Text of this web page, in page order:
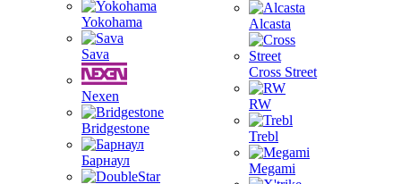
Yokohama
Sava
Nexen
Bridgestone
Барнаул
Alcasta
Cross Street
RW
Trebl
Megami